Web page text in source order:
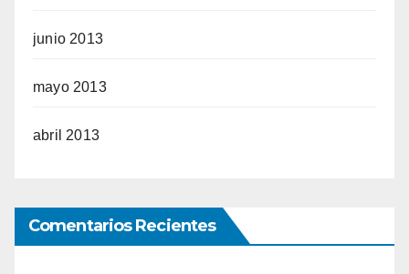
junio 2013
mayo 2013
abril 2013
Comentarios Recientes